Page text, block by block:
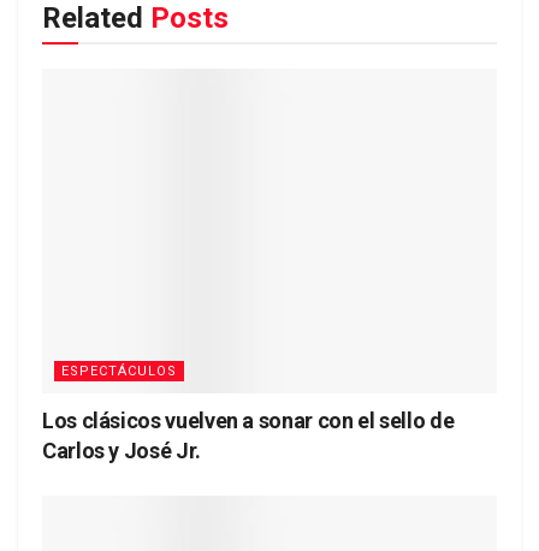
Related Posts
ESPECTÁCULOS
Los clásicos vuelven a sonar con el sello de
Carlos y José Jr.